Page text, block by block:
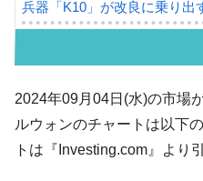
兵器「K10」が改良に乗り出
韓国･李在明
や、若者に起業させよう」
ル。外平債の発行「19.4億ド
2024年09月04日(水)の市場
ルウォンのチャートは以下
トは『Investing.com』より